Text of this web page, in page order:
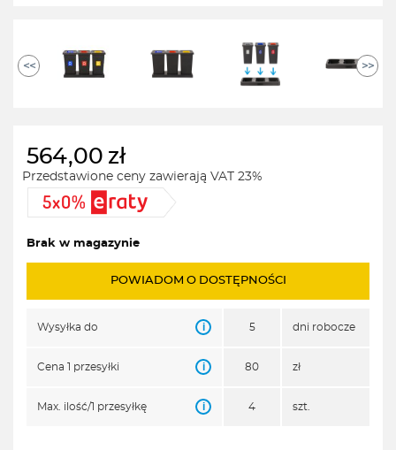
<< >>
564,00 zł
Przedstawione ceny zawierają VAT 23%
Brak w magazynie
POWIADOM O DOSTĘPNOŚCI
Wysyłka do i 5 dni robocze
Cena 1 przesyłki i 80 zł
Max. ilość/1 przesyłkę i 4 szt.